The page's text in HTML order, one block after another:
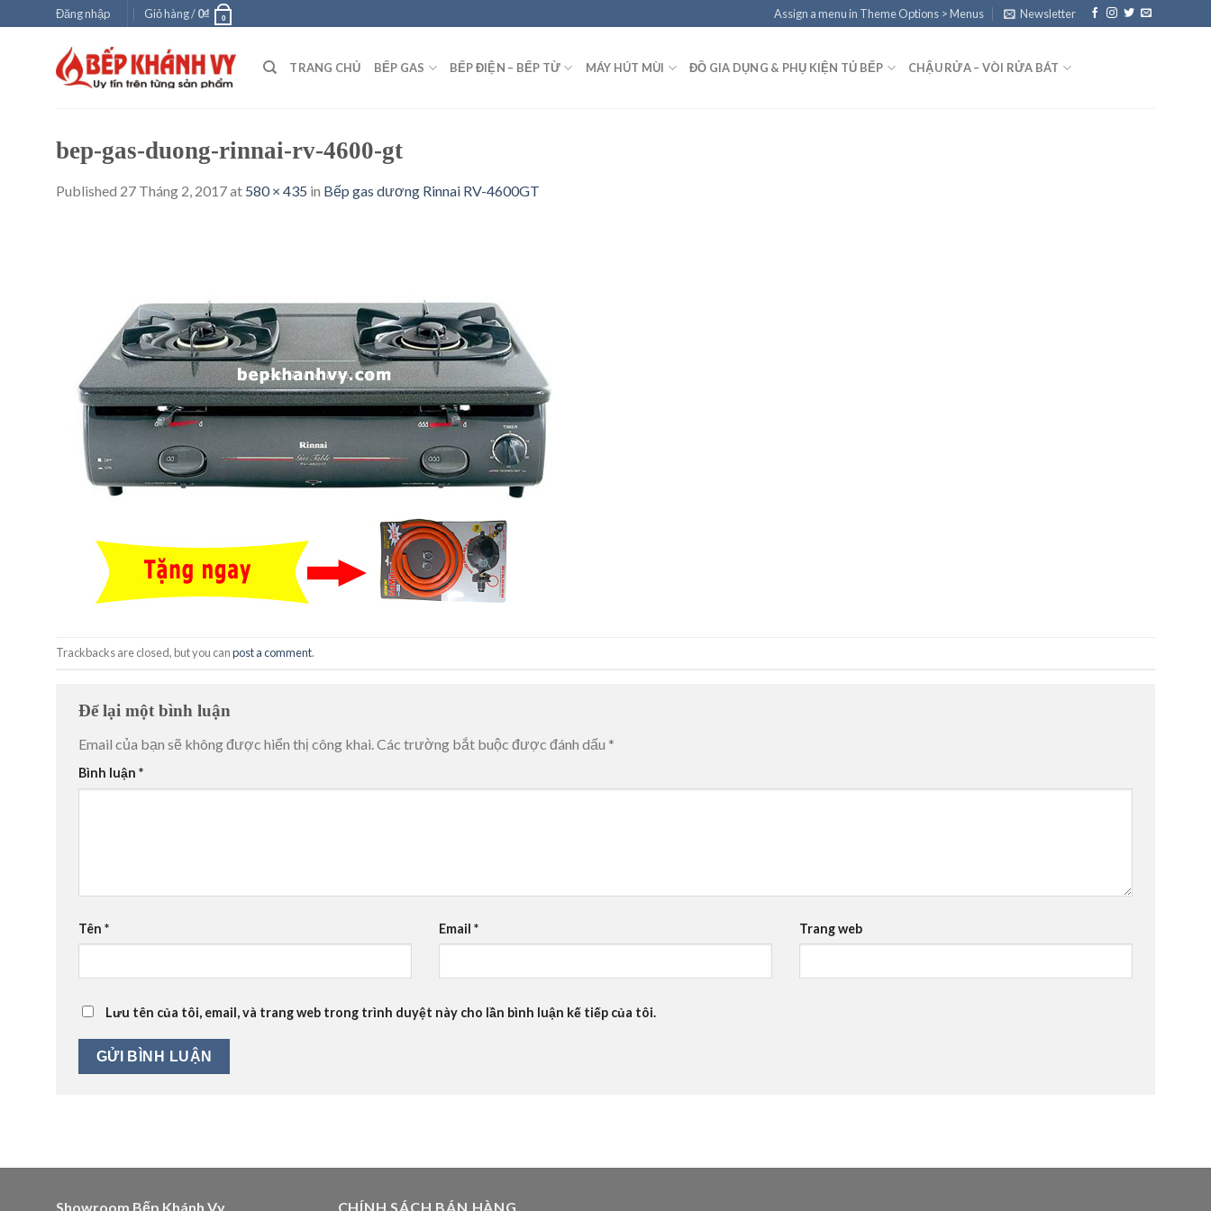
to
Đăng nhập Giỏ hàng /0₫ 0 Assign a menu in Theme Options > Menus Newsletter
TRANG CHỦ BẾP GAS BẾP ĐIỆN – BẾP TỪ MÁY HÚT MÙI ĐỒ GIA DỤNG & PHỤ KIỆN TỦ BẾP CHẬU RỬA – VÒI RỬA BÁT
bep-gas-duong-rinnai-rv-4600-gt
Published 27 Tháng 2, 2017at 580 × 435 in Bếp gas dương Rinnai RV-4600GT
Trackbacks are closed, but you canpost a comment.
Để lại một bình luận
Email của bạn sẽ không được hiển thị công khai.Các trường bắt buộc được đánh dấu *
Bình luận *
Tên * Email * Trang web
Lưu tên của tôi, email, và trang web trong trình duyệt này cho lần bình luận kế tiếp của tôi.
Showroom Bếp Khánh Vy CHÍNH SÁCH BÁN HÀNG